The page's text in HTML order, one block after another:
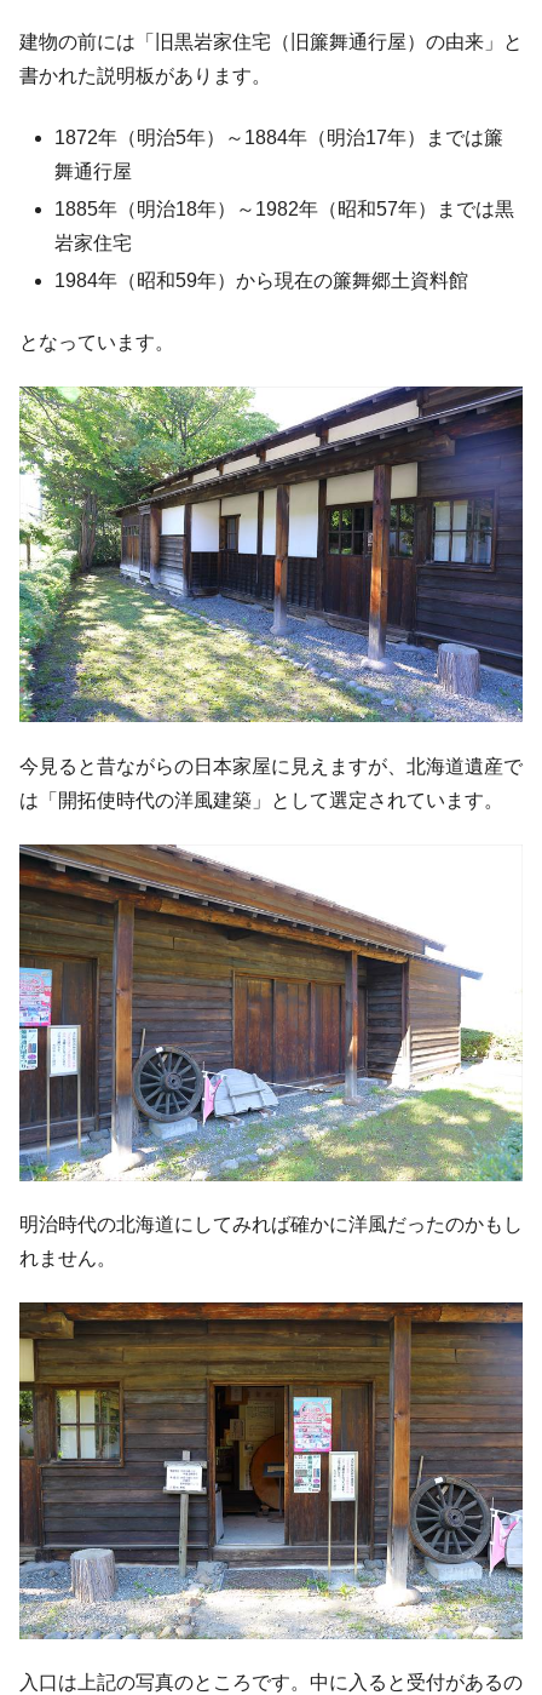
建物の前には「旧黒岩家住宅（旧簾舞通行屋）の由来」と
書かれた説明板があります。
1872年（明治5年）～1884年（明治17年）までは簾
舞通行屋
1885年（明治18年）～1982年（昭和57年）までは黒
岩家住宅
1984年（昭和59年）から現在の簾舞郷土資料館
となっています。
今見ると昔ながらの日本家屋に見えますが、北海道遺産で
は「開拓使時代の洋風建築」として選定されています。
明治時代の北海道にしてみれば確かに洋風だったのかもし
れません。
入口は上記の写真のところです。中に入ると受付があるの